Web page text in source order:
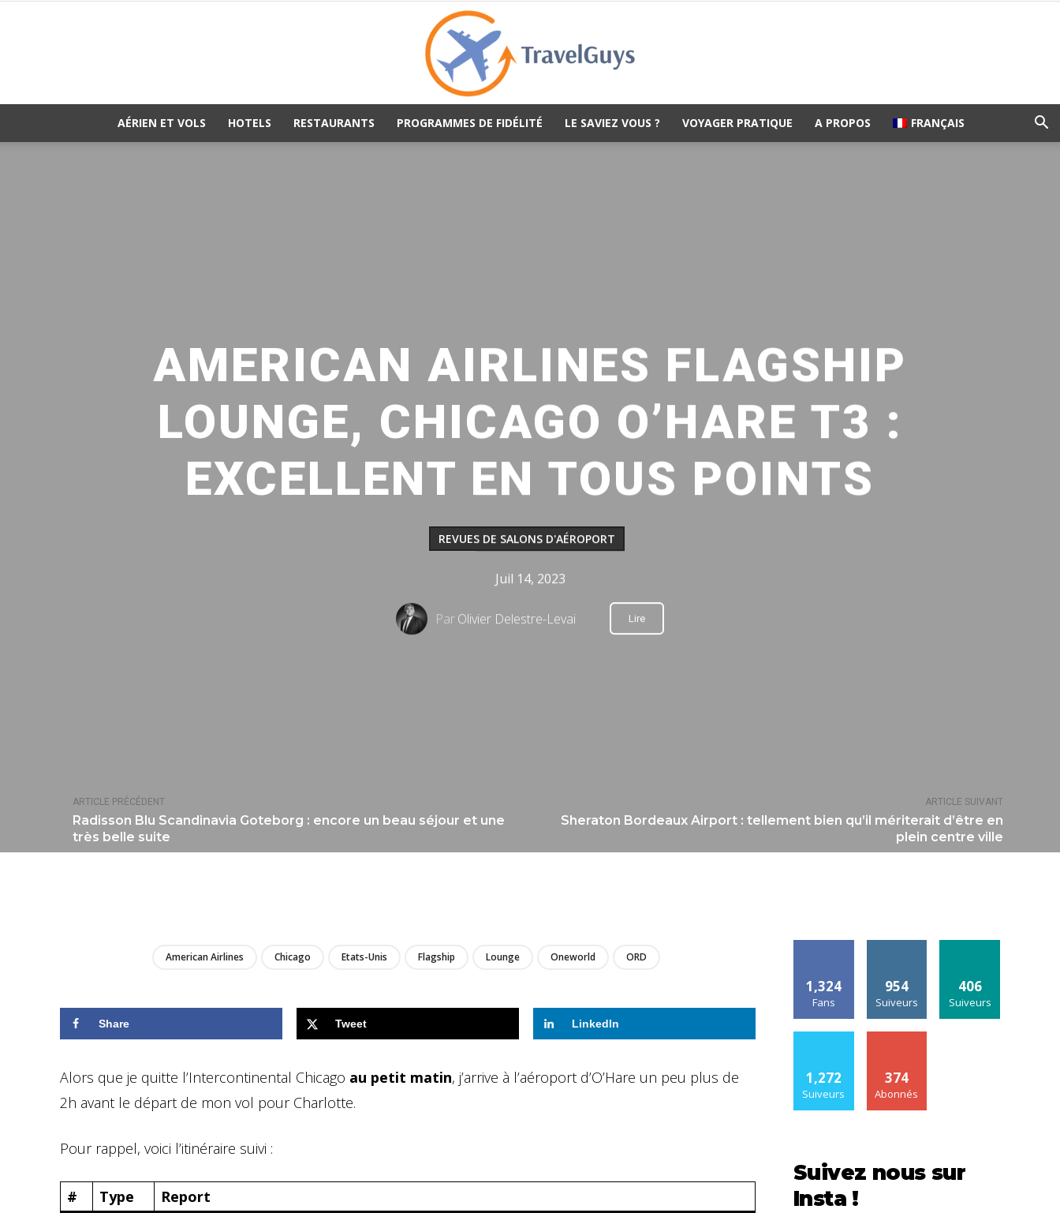
AÉRIEN ET VOLS HOTELS RESTAURANTS PROGRAMMES DE FIDÉLITÉ LE SAVIEZ VOUS ? VOYAGER PRATIQUE A PROPOS FRANÇAIS
ARTICLE PRÉCÉDENT
Radisson Blu Scandinavia Goteborg : encore un beau séjour et une
très belle suite
ARTICLE SUIVANT
Sheraton Bordeaux Airport : tellement bien qu’il mériterait d’être en
plein centre ville
AMERICAN AIRLINES FLAGSHIP
LOUNGE, CHICAGO O’HARE T3 :
EXCELLENT EN TOUS POINTS
REVUES DE SALONS D'AÉROPORT
Juil 14, 2023
ParOlivier Delestre-Levai Lire
American Airlines Chicago Etats-Unis Flagship Lounge Oneworld ORD
Share Tweet LinkedIn
Alors que je quitte l’Intercontinental Chicago au petit matin, j’arrive à l’aéroport d’O’Hare un peu plus de
2h avant le départ de mon vol pour Charlotte.
Pour rappel, voici l’itinéraire suivi :
# Type
Report
1,324
Fans
954
Suiveurs
406
Suiveurs
1,272
Suiveurs
374
Abonnés
Suivez nous sur
Insta !